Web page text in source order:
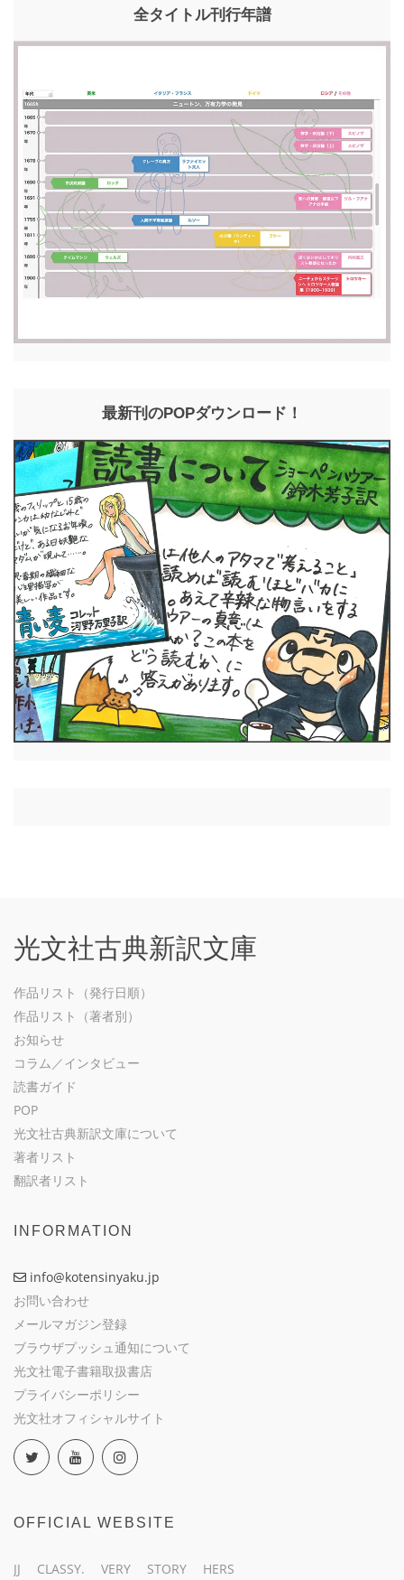
全タイトル刊行年譜
最新刊のPOPダウンロード！
光文社古典新訳文庫
作品リスト（発行日順）
作品リスト（著者別）
お知らせ
コラム／インタビュー
読書ガイド
POP
光文社古典新訳文庫について
著者リスト
翻訳者リスト
INFORMATION
info@kotensinyaku.jp
お問い合わせ
メールマガジン登録
ブラウザプッシュ通知について
光文社電子書籍取扱書店
プライバシーポリシー
光文社オフィシャルサイト
OFFICIAL WEBSITE
JJ CLASSY. VERY STORY HERS